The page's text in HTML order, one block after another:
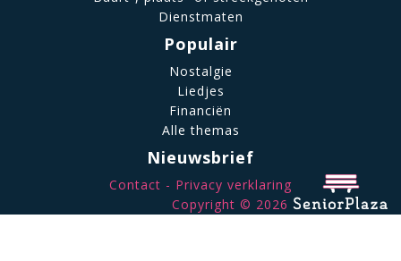
Dienstmaten
Populair
Nostalgie
Liedjes
Financiën
Alle themas
Nieuwsbrief
Contact
Privacy verklaring
Copyright © 2026